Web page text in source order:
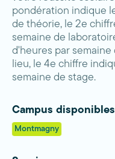
pondération indique
de théorie, le 2e
semaine de
d'heures par semaine
lieu, le 4e chiffre
semaine de stage.
Campus disponibles
Montmagny